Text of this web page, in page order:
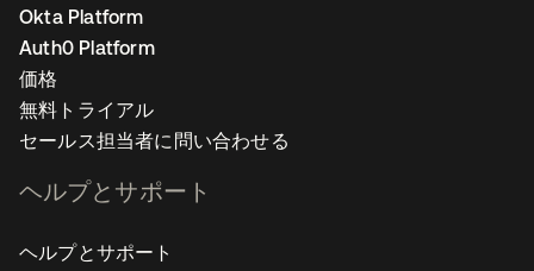
Okta Platform
Auth0 Platform
価格
無料トライアル
セールス担当者に問い合わせる
ヘルプとサポート
ヘルプとサポート